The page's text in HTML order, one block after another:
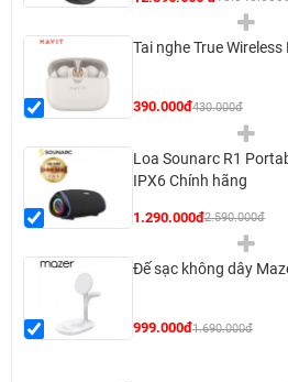
Tai nghe True
390.000đ430.000đ
Loa Sounarc R1
IPX6 Chính hãng
1.290.000đ2.590.000đ
Đế sạc không dây
999.000đ1.690.000đ